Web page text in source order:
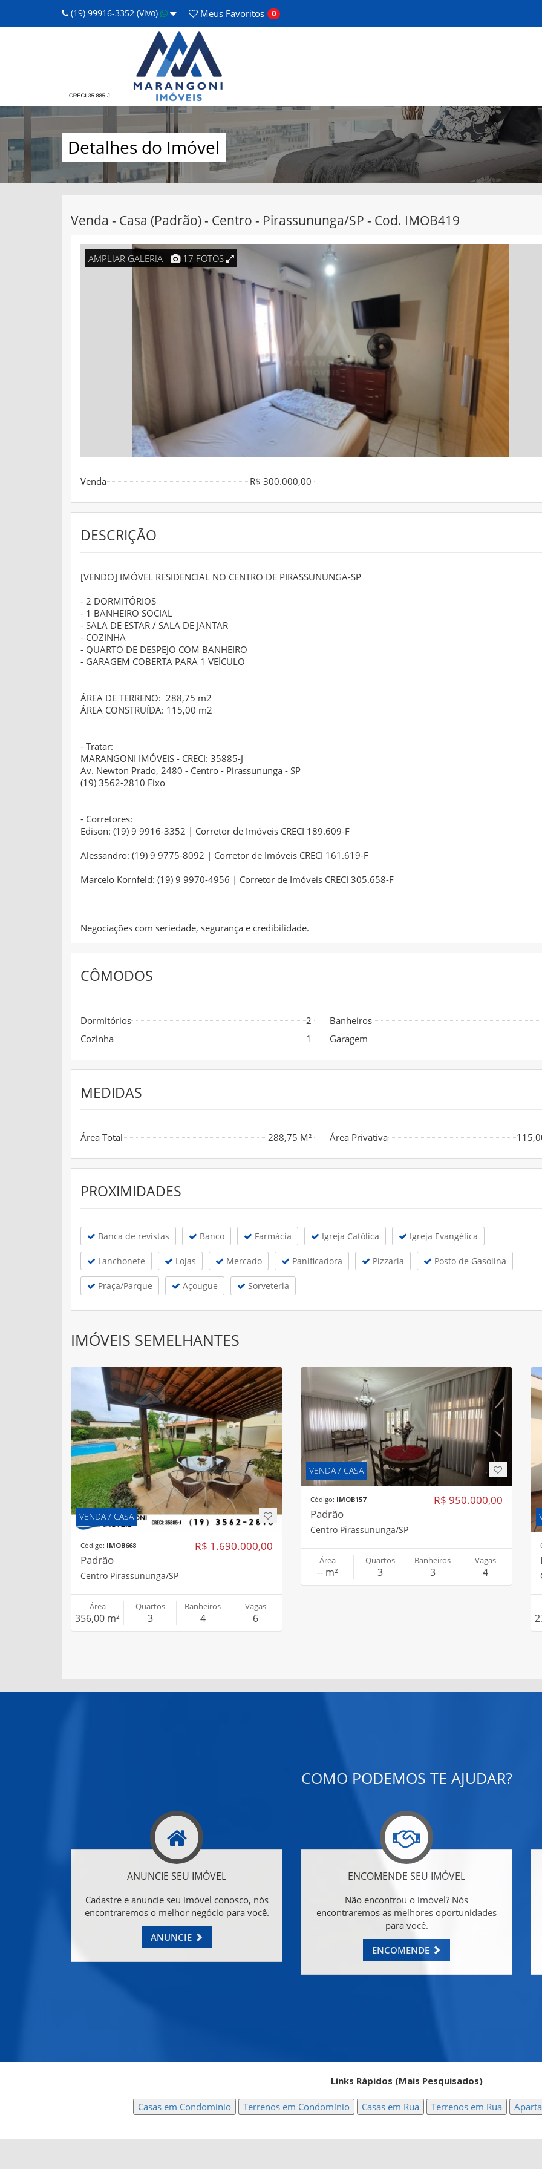
(19) 99916-3352 (Vivo) Meus Favoritos 0
Detalhes do Imóvel
Venda - Casa (Padrão) - Centro - Pirassununga/SP - Cod. IMOB419
AMPLIAR GALERIA - 17 FOTOS
Venda R$ 300.000,00
DESCRIÇÃO
[VENDO] IMÓVEL RESIDENCIAL NO CENTRO DE PIRASSUNUNGA-SP
- 2 DORMITÓRIOS
- 1 BANHEIRO SOCIAL
- SALA DE ESTAR / SALA DE JANTAR
- COZINHA
- QUARTO DE DESPEJO COM BANHEIRO
- GARAGEM COBERTA PARA 1 VEÍCULO
ÁREA DE TERRENO: 288,75 m2
ÁREA CONSTRUÍDA: 115,00 m2
- Tratar:
MARANGONI IMÓVEIS - CRECI: 35885-J
Av. Newton Prado, 2480 - Centro - Pirassununga - SP
(19) 3562-2810 Fixo
- Corretores:
Edison: (19) 9 9916-3352 | Corretor de Imóveis CRECI 189.609-F
Alessandro: (19) 9 9775-8092 | Corretor de Imóveis CRECI 161.619-F
Marcelo Kornfeld: (19) 9 9970-4956 | Corretor de Imóveis CRECI 305.658-F
Negociações com seriedade, segurança e credibilidade.
CÔMODOS
Dormitórios 2
Banheiros
Cozinha
1 Garagem
MEDIDAS
Área Total 288,75 M² Área Privativa
PROXIMIDADES
Banca de revistas Banco Farmácia Igreja Católica Igreja Evangélica
Lanchonete Lojas Mercado Panificadora Pizzaria Posto de Gasolina
Praça/Parque Açougue Sorveteria
IMÓVEIS SEMELHANTES
VENDA / CASA
R$ 1.690.000,00
Código: IMOB668
Padrão
Centro Pirassununga/SP
Área
356,00 m²
Quartos
3
Banheiros
4
Vagas
6
VENDA / CASA
R$ 950.000,00
Código: IMOB157
Padrão
Centro Pirassununga/SP
Área
-- m²
Quartos
3
Banheiros
3
Vagas
4
COMO PODEMOS TE AJUDAR?
ANUNCIE SEU IMÓVEL
Cadastre e anuncie seu imóvel conosco, nós
encontraremos o melhor negócio para você.
ANUNCIE
ENCOMENDE SEU IMÓVEL
Não encontrou o imóvel? Nós
encontraremos as melhores oportunidades
para você.
ENCOMENDE
Links Rápidos (Mais Pesquisados)
Casas em Condomínio Terrenos em Condomínio Casas em Rua Terrenos em Rua